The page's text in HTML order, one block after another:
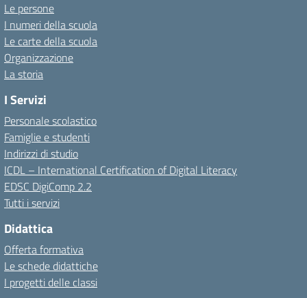
Le persone
I numeri della scuola
Le carte della scuola
Organizzazione
La storia
I Servizi
Personale scolastico
Famiglie e studenti
Indirizzi di studio
ICDL – International Certification of Digital Literacy
EDSC DigiComp 2.2
Tutti i servizi
Didattica
Offerta formativa
Le schede didattiche
I progetti delle classi